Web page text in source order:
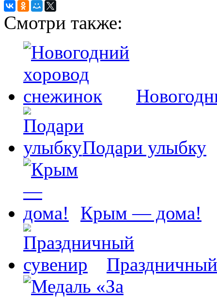
Смотри также:
Подари улыбку
Крым — дома!